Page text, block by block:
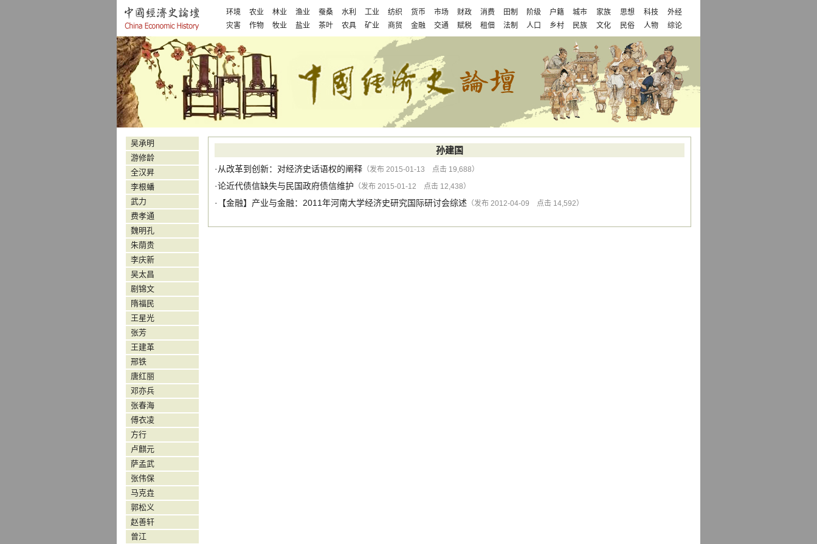
环境 农业 林业 渔业 蚕桑 水利 工业 纺织 货币 市场 财政 消费 田制 阶级 户籍 城市 家族 思想 科技
外经
灾害
作物 牧业 盐业 茶叶 农具 矿业 商贸 金融 交通 赋税 租佃 法制 人口 乡村 民族 文化 民俗 人物 综论
孙建国
· 从改革到创新：对经济史话语权的阐释 （发布 2015-01-13 点击 19,688）
·论近代债信缺失与民国政府债信维护 （发布 2015-01-12 点击 12,438）
·【金融】 产业与金融：2011年河南大学经济史研究国际研讨会综述 （发布 2012-04-09 点击 14,592）
吴承明
游修龄
全汉昇
李根蟠
武力
费孝通
魏明孔
朱荫贵
李庆新
吴太昌
剧锦文
隋福民
王星光
张芳
王建革
邢铁
唐红丽
邓亦兵
张春海
傅衣凌
方行
卢麒元
萨孟武
张伟保
马克垚
郭松义
赵善轩
曾江